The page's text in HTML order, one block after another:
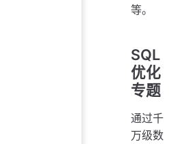
等。
SQL
优化
专题
通过千
万级数